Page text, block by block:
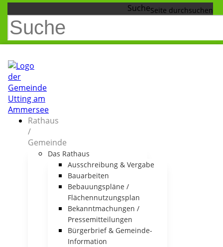
Suche
Rathaus
/
Gemeinde
Das Rathaus
Ausschreibung & Vergabe
Bauarbeiten
Bebauungspläne /
Flächennutzungsplan
Bekanntmachungen /
Pressemitteilungen
Bürgerbrief & Gemeinde-
Information